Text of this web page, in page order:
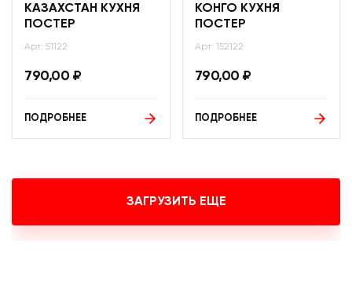
КАЗАХСТАН КУХНЯ
ПОСТЕР
Арт: 51122
790,00 ₽
ПОДРОБНЕЕ
КОНГО КУХНЯ
ПОСТЕР
Арт: 152122
790,00 ₽
ПОДРОБНЕЕ
ЗАГРУЗИТЬ ЕЩЕ